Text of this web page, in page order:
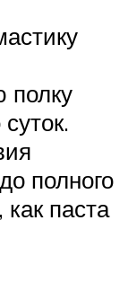
полного
паста